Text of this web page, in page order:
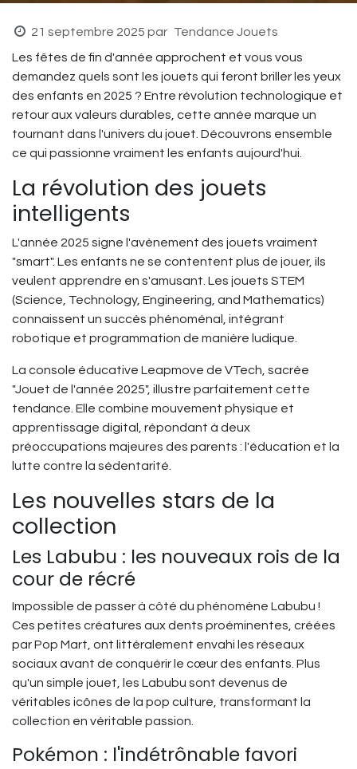
21 septembre 2025 par Tendance Jouets
Les fêtes de fin d'année approchent et vous vous
demandez quels sont les jouets qui feront briller les yeux
des enfants en 2025 ? Entre révolution technologique et
retour aux valeurs durables, cette année marque un
tournant dans l'univers du jouet. Découvrons ensemble
ce qui passionne vraiment les enfants aujourd'hui.
La révolution des jouets
intelligents
L'année 2025 signe l'avènement des jouets vraiment
"smart". Les enfants ne se contentent plus de jouer, ils
veulent apprendre en s'amusant. Les jouets STEM
(Science, Technology, Engineering, and Mathematics)
connaissent un succès phénoménal, intégrant
robotique et programmation de manière ludique.
La console éducative Leapmove de VTech, sacrée
"Jouet de l'année 2025", illustre parfaitement cette
tendance. Elle combine mouvement physique et
apprentissage digital, répondant à deux
préoccupations majeures des parents : l'éducation et la
lutte contre la sédentarité.
Les nouvelles stars de la
collection
Les Labubu : les nouveaux rois de la
cour de récré
Impossible de passer à côté du phénomène Labubu !
Ces petites créatures aux dents proéminentes, créées
par Pop Mart, ont littéralement envahi les réseaux
sociaux avant de conquérir le cœur des enfants. Plus
qu'un simple jouet, les Labubu sont devenus de
véritables icônes de la pop culture, transformant la
collection en véritable passion.
Pokémon : l'indétrônable favori